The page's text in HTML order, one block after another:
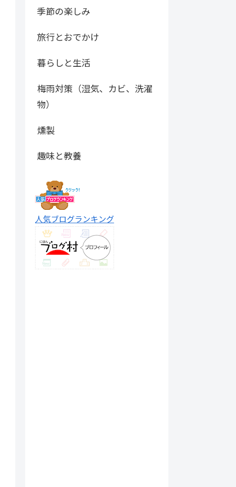
季節の楽しみ
旅行とおでかけ
暮らしと生活
梅雨対策（湿気、カビ、洗濯
物）
燻製
趣味と教養
人気ブログランキング